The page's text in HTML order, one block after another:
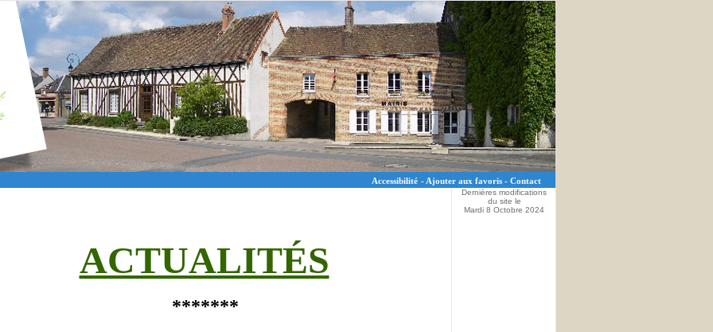
Accessibilité - Ajouter aux favoris - Contact
ACTUALITÉS
*******
Dernières modifications
du site le
Mardi 8 Octobre 2024